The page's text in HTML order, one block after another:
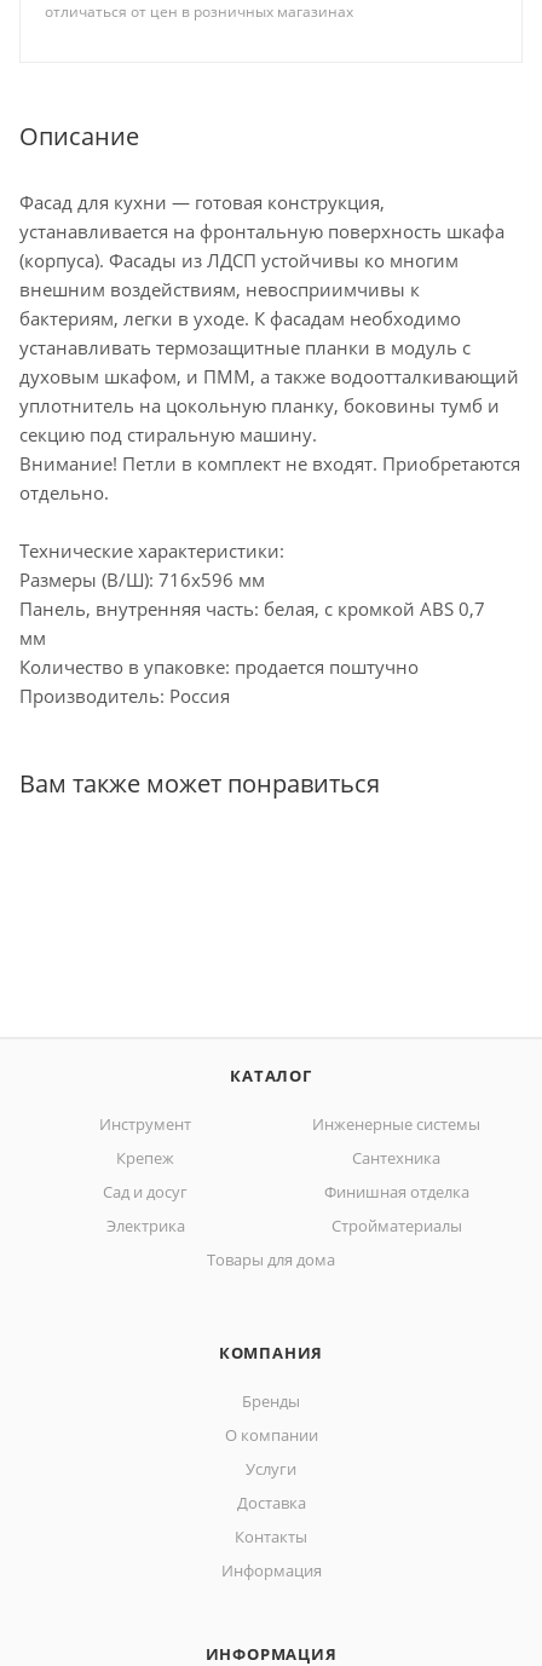
отличаться от цен в розничных магазинах
Описание
Фасад для кухни — готовая конструкция,
устанавливается на фронтальную поверхность шкафа
(корпуса). Фасады из ЛДСП устойчивы ко многим
внешним воздействиям, невосприимчивы к
бактериям, легки в уходе. К фасадам необходимо
устанавливать термозащитные планки в модуль с
духовым шкафом, и ПММ, а также водоотталкивающий
уплотнитель на цокольную планку, боковины тумб и
секцию под стиральную машину.
Внимание! Петли в комплект не входят. Приобретаются
отдельно.
Технические характеристики:
Размеры (В/Ш): 716х596 мм
Панель, внутренняя часть: белая, с кромкой АВS 0,7
мм
Количество в упаковке: продается поштучно
Производитель: Россия
Вам также может понравиться
КАТАЛОГ
Инструмент
Инженерные системы
Крепеж
Сантехника
Сад и досуг
Финишная отделка
Электрика
Стройматериалы
Товары для дома
КОМПАНИЯ
Бренды
О компании
Услуги
Доставка
Контакты
Информация
ИНФОРМАЦИЯ